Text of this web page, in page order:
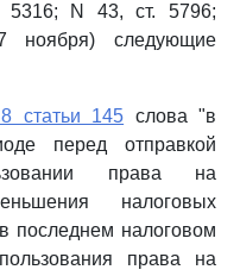
N 43, ст. 5796;
ноября) следующие
статьи 145 слова "в
перед отправкой
права на
налоговых
последнем налоговом
права на